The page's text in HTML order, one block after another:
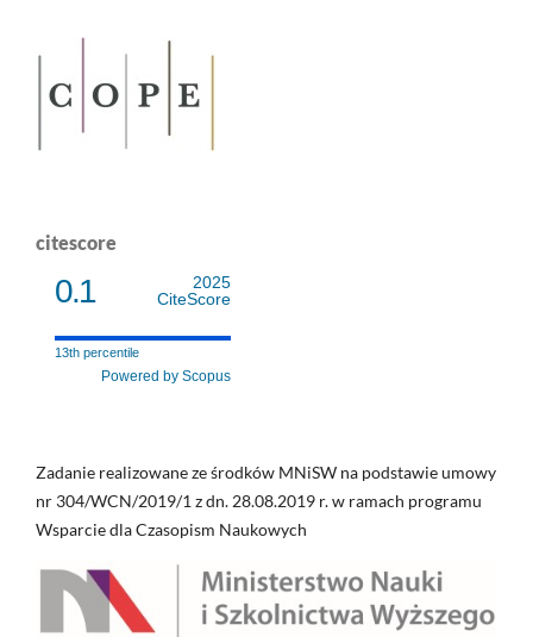
citescore
0.1
2025
CiteScore
13th percentile
Powered by Scopus
Zadanie realizowane ze środków MNiSW na podstawie umowy
nr 304/WCN/2019/1 z dn. 28.08.2019 r. w ramach programu
Wsparcie dla Czasopism Naukowych